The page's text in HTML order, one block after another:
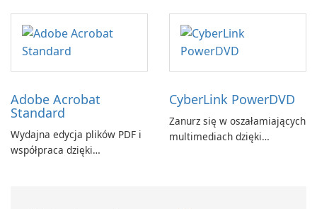
Adobe Acrobat
Standard
Wydajna edycja plików PDF i
współpraca dzięki
CyberLink PowerDVD
Zanurz się w oszałamiających
multimediach dzięki